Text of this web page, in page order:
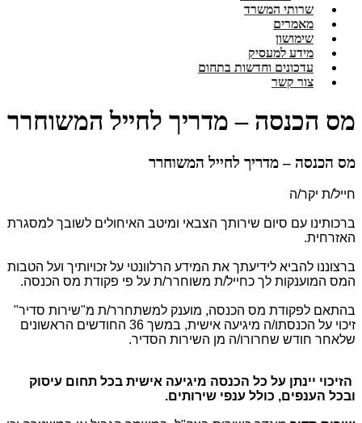
שרותי המשרד
מאמרים
שימושון
מידע למעסיק
עדכונים וחדשות בתחום
צור קשר
מס הכנסה – מדריך לחייל המשוחרר
מס הכנסה – מדריך לחייל המשוחרר
חייל/ת יקר/ה
ברכותינו עם סיום שירותך הצבאי ומיטב האיחולים לשובך למסגרת
האזרחית.
ברצוננו להביא לידיעתך את המידע הרלוונטי על זכויותיך ועל הטבות
המס המוענקות לך כחייל/ת משוחרר/ת על פי פקודת מס הכנסה.
בהתאם לפקודת מס הכנסה, מוענק למשתחרר/ת מ"שירות סדיר"
זיכוי על הכנסתו/ה
מיגיעה אישית, במשך 36 החודשים הראשונים
שלאחר חודש שחרורו/ה מן השירות הסדיר.
הזיכוי יינתן על כל הכנסה מיגיעה אישית בכל תחום עיסוק
ובכל הענפים, כולל ענפי שירותים.